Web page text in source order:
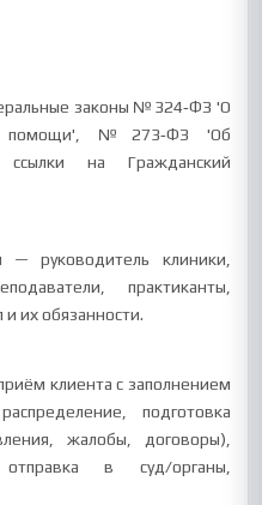
законы №324‑ФЗ 'О
помощи', №273‑ФЗ 'Об
на Гражданский
— руководитель клиники,
практиканты,
их обязанности.
клиента с заполнением
подготовка
жалобы, договоры),
в суд/органы,